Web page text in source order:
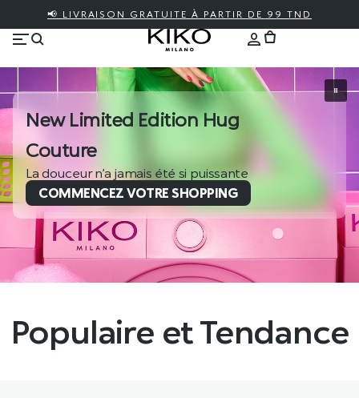
📢 LIVRAISON GRATUITE À PARTIR DE 99 TND
New Limited Edition Hug
Couture
La douceur n’a jamais été si puissante
COMMENCEZ VOTRE SHOPPING
Populaire et Tendance